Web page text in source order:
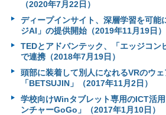
（2020年7月22日）
ディープインサイト、深層学習を可能
ジAI」の提供開始（2019年11月19日）
TEDとアドバンテック、「エッジコン
で連携（2018年7月19日）
頭部に装着して別人になれるVRのウ
「BETSUJIN」（2017年11月2日）
学校向けWinタブレット専用のICT活
ンチャーGoGo」（2017年1月10日）